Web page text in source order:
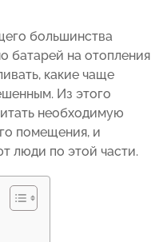
большинства
батарей на отопления
какие чаще
Из этого
необходимую
помещения, и
люди по этой части.